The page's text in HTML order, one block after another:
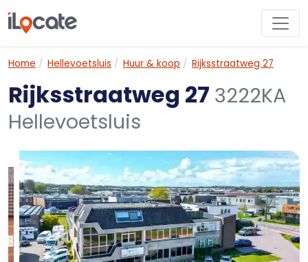
Home Hellevoetsluis Huur & koop Rijksstraatweg 27
Rijksstraatweg 27 3222KA
Hellevoetsluis